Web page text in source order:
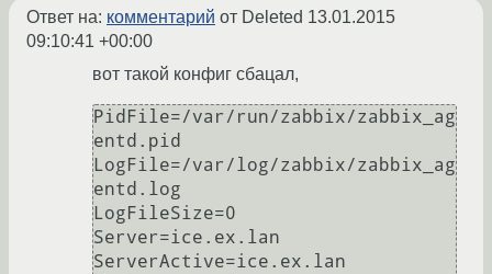
Ответ на: комментарий от Deleted 13.01.2015
09:10:41 +00:00
вот такой конфиг сбацал,
PidFile=/var/run/zabbix/zabbix_ag
entd.pid
LogFile=/var/log/zabbix/zabbix_ag
entd.log
LogFileSize=0
Server=ice.ex.lan
ServerActive=ice.ex.lan